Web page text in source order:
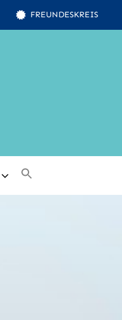
FREUNDESKREIS